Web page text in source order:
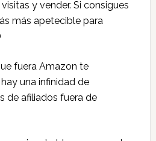
y vender. Si consigues
más apetecible para
fuera Amazon te
una infinidad de
de afiliados fuera de